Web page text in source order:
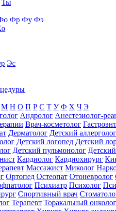
Ты
Фр Фу Фэ
Эс
М Н О П Р С Т У Ф Х Ч Э
Андролог Анестезиолог-
Врач-косметолог
Дерматолог Детский аллерголог
Детский логопед Детский
Детский пульмонолог
Кардиолог Кардиохирург
Массажист Миколог
Ортопед Остеопат Отоневролог
Психиатр Психолог
Спортивный врач
Терапевт Торакальный онколог